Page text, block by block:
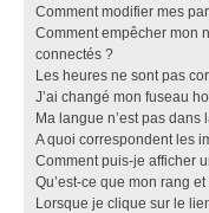
Comment modifier mes
Comment empêcher mon
connectés ?
Les heures ne sont pas
J’ai changé mon fuseau
Ma langue n’est pas dans
A quoi correspondent les
Comment puis-je afficher
Qu’est-ce que mon rang
Lorsque je clique sur le